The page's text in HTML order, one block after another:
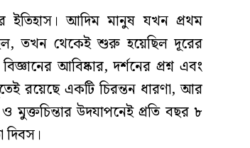
ইতিহাস। আদিম মানুষ যখন প্রথম
তখন থেকেই শুরু হয়েছিল দূরের
আবিষ্কার, দর্শনের প্রশ্ন এবং
রয়েছে একটি চিরন্তন ধারণা, আর
মুক্তচিন্তার উদযাপনেই প্রতি বছর ৮
দিবস।